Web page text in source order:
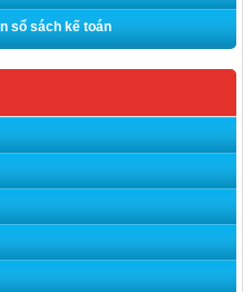
sổ sách kế toán